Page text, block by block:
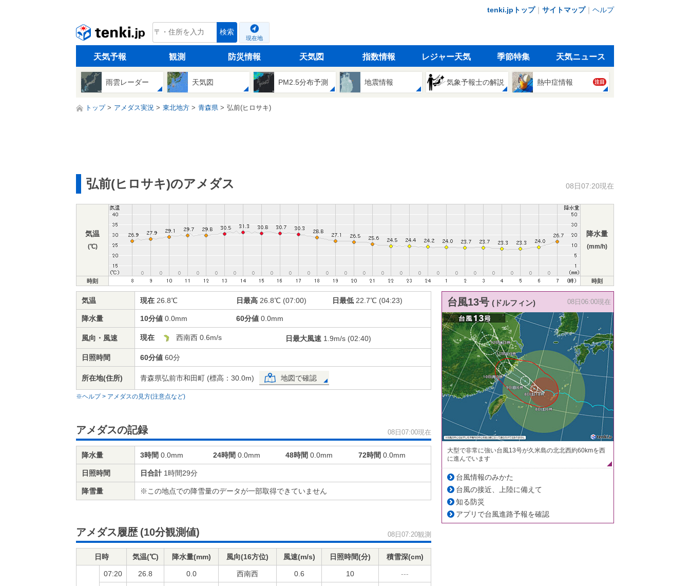
tenki.jpトップ｜ サイトマップ｜ ヘルプ
tenki.jp 検索
現在地
天気予報 観測 防災情報 天気図 指数情報 レジャー天気 季節特集 天気ニュース
雨雲レーダー 天気図 PM2.5分布予測 地震情報 気象予報士の解説 熱中症情報 注目
トップ アメダス実況 東北地方 青森県 弘前(ヒロサキ)
弘前(ヒロサキ)のアメダス 08日07:20現在
気温
(℃)
降水量
(mm/h)
時刻 時刻
気温 現在 26.8℃ 日最高26.8℃ (07:00) 日最低22.7℃ (04:23)
降水量 10分値 0.0mm 60分値0.0mm
風向・風速 現在 西南西 0.6m/s 日最大風速 1.9m/s (02:40)
日照時間 60分値 60分
所在地(住所) 青森県弘前市和田町 (標高：30.0m) 地図で確認
※ヘルプ > アメダスの見方(注意点など)
アメダスの記録 08日07:00現在
降水量 3時間 0.0mm 24時間 0.0mm 48時間 0.0mm 72時間 0.0mm
日照時間 日合計 1時間29分
降雪量 ※この地点での降雪量のデータが一部取得できていません
アメダス履歴 (10分観測値) 08日07:20観測
日時 気温(℃) 降水量(mm) 風向(16方位) 風速(m/s) 日照時間(分) 積雪深(cm)
07:20 26.8 0.0 西南西 0.6 10 ---
台風13号 (ドルフィン) 08日06:00現在
大型で非常に強い台風13号が久米島の北北西約60kmを西
に進んでいます
台風情報のみかた
台風の接近、上陸に備えて
知る防災
アプリで台風進路予報を確認